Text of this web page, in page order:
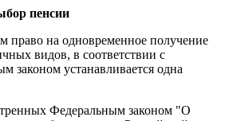
пенсии
на одновременное получение
видов, в соответствии с
законом устанавливается одна
Федеральным законом "О